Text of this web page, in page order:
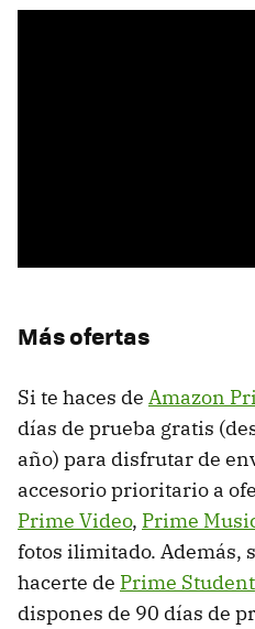
Más ofertas
Si te haces de Amazon
días de prueba gratis
año) para disfrutar de
accesorio prioritario a
Prime Video, Prime
fotos ilimitado. Además,
hacerte de Prime Student
dispones de 90 días de